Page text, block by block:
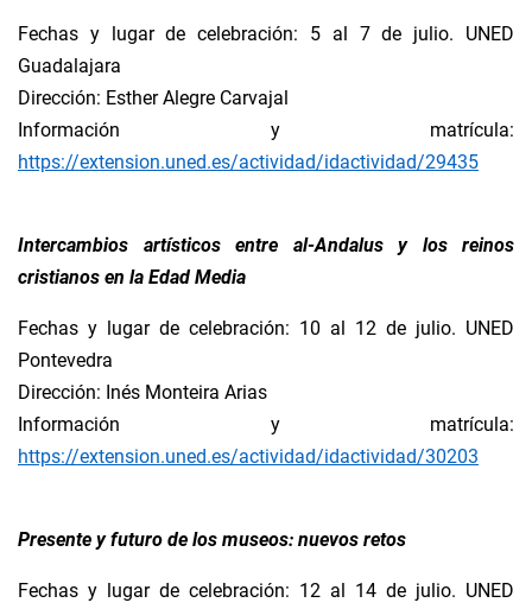
Fechas y lugar de celebración: 5 al 7 de julio. UNED
Guadalajara
Dirección: Esther Alegre Carvajal
Información y matrícula:
https://extension.uned.es/actividad/idactividad/29435
Intercambios artísticos entre al-Andalus y los reinos
cristianos en la Edad Media
Fechas y lugar de celebración: 10 al 12 de julio. UNED
Pontevedra
Dirección: Inés Monteira Arias
Información y matrícula:
https://extension.uned.es/actividad/idactividad/30203
Presente y futuro de los museos: nuevos retos
Fechas y lugar de celebración: 12 al 14 de julio. UNED